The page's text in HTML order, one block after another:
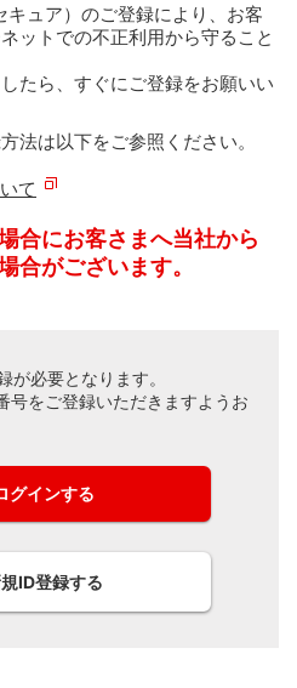
ュア）のご登録により、お客
ットでの不正利用から守ること
たら、すぐにご登録をお願いい
法は以下をご参照ください。
て
合にお客さまへ当社から
合がございます。
が必要となります。
号をご登録いただきますようお
グインする
ID登録する